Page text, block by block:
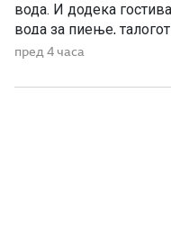
вода. И додека
вода за пиење,
загриженост, само за
анализи, во повеќе
пред 4 часа